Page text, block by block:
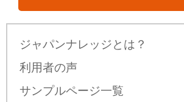
ジャパンナレッジとは？
利用者の声
サンプルページ一覧